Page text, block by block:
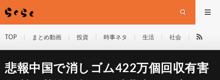
TOP まとめ動画 投資 時事ネタ 生活 社会
悲報中国で消しゴム422万個回収有害